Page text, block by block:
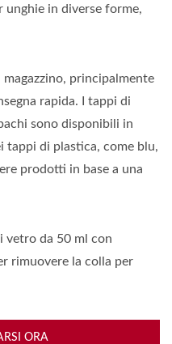
unghie in diverse forme,
principalmente
rapida. I tappi di
sono disponibili in
tappi di plastica, come blu,
prodotti in base a una
vetro da 50 ml con
rimuovere la colla per
ORA